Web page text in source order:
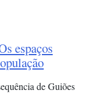
espaços
de Guiões